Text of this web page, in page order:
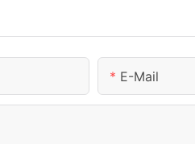
E-Mail